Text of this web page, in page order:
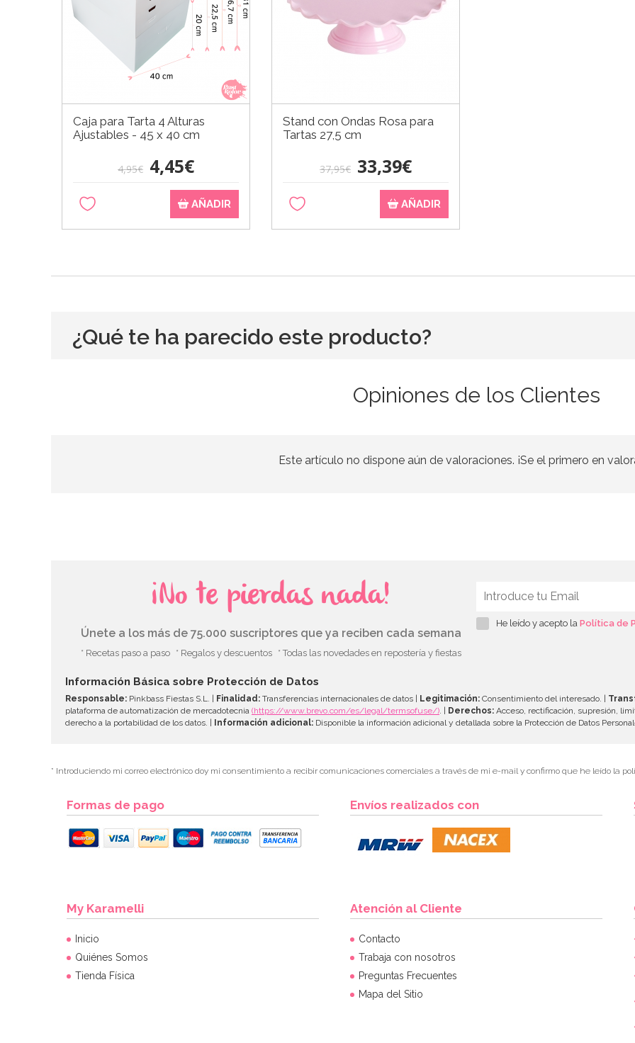
Caja para Tarta 4 Alturas
Ajustables - 45 x 40 cm
4,95€ 4,45€
AÑADIR
Stand con Ondas Rosa para
Tartas 27,5 cm
37,95€ 33,39€
AÑADIR
¿Qué te ha parecido este producto?
Opiniones de los Clientes
Este artículo no dispone aún de valoraciones. ¡Se el primero en
¡No te pierdas nada!
Únete a los más de 75.000 suscriptores que ya reciben cada semana
* Recetas paso a paso * Regalos y descuentos * Todas las novedades en repostería y fiestas
He leído y acepto la Política de
Información Básica sobre Protección de Datos
Responsable: Pinkbass Fiestas S.L. | Finalidad: Transferencias internacionales de datos | Legitimación: Consentimiento del interesado. |
plataforma de automatización de mercadotecnia (https://www.brevo.com/es/legal/termsofuse/) . | Derechos: Acceso, rectificación, supresión,
derecho a la portabilidad de los datos. | Información adicional: Disponible la información adicional y detallada sobre la Protección de Datos
* Introduciendo mi correo electrónico doy mi consentimiento a recibir comunicaciones comerciales a través de mi e-mail y confirmo que he leído la
Formas de pago Envíos realizados con
My Karamelli
Inicio
Quiénes Somos
Tienda Física
Atención al Cliente
Contacto
Trabaja con nosotros
Preguntas Frecuentes
Mapa del Sitio